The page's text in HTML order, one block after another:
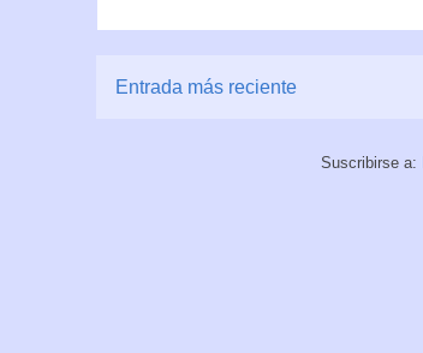
Entrada más reciente
Suscribirse a: